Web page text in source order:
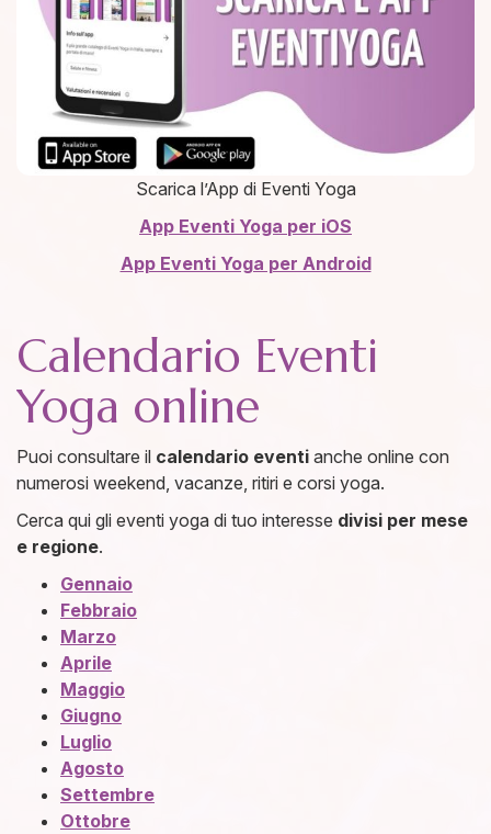
Scarica l’App di Eventi Yoga
App Eventi Yoga per iOS
App Eventi Yoga per Android
Calendario Eventi
Yoga online
Puoi consultare il calendario eventi anche online con
numerosi weekend, vacanze, ritiri e corsi yoga.
Cerca qui gli eventi yoga di tuo interesse divisi per mese
e regione.
Gennaio
Febbraio
Marzo
Aprile
Maggio
Giugno
Luglio
Agosto
Settembre
Ottobre